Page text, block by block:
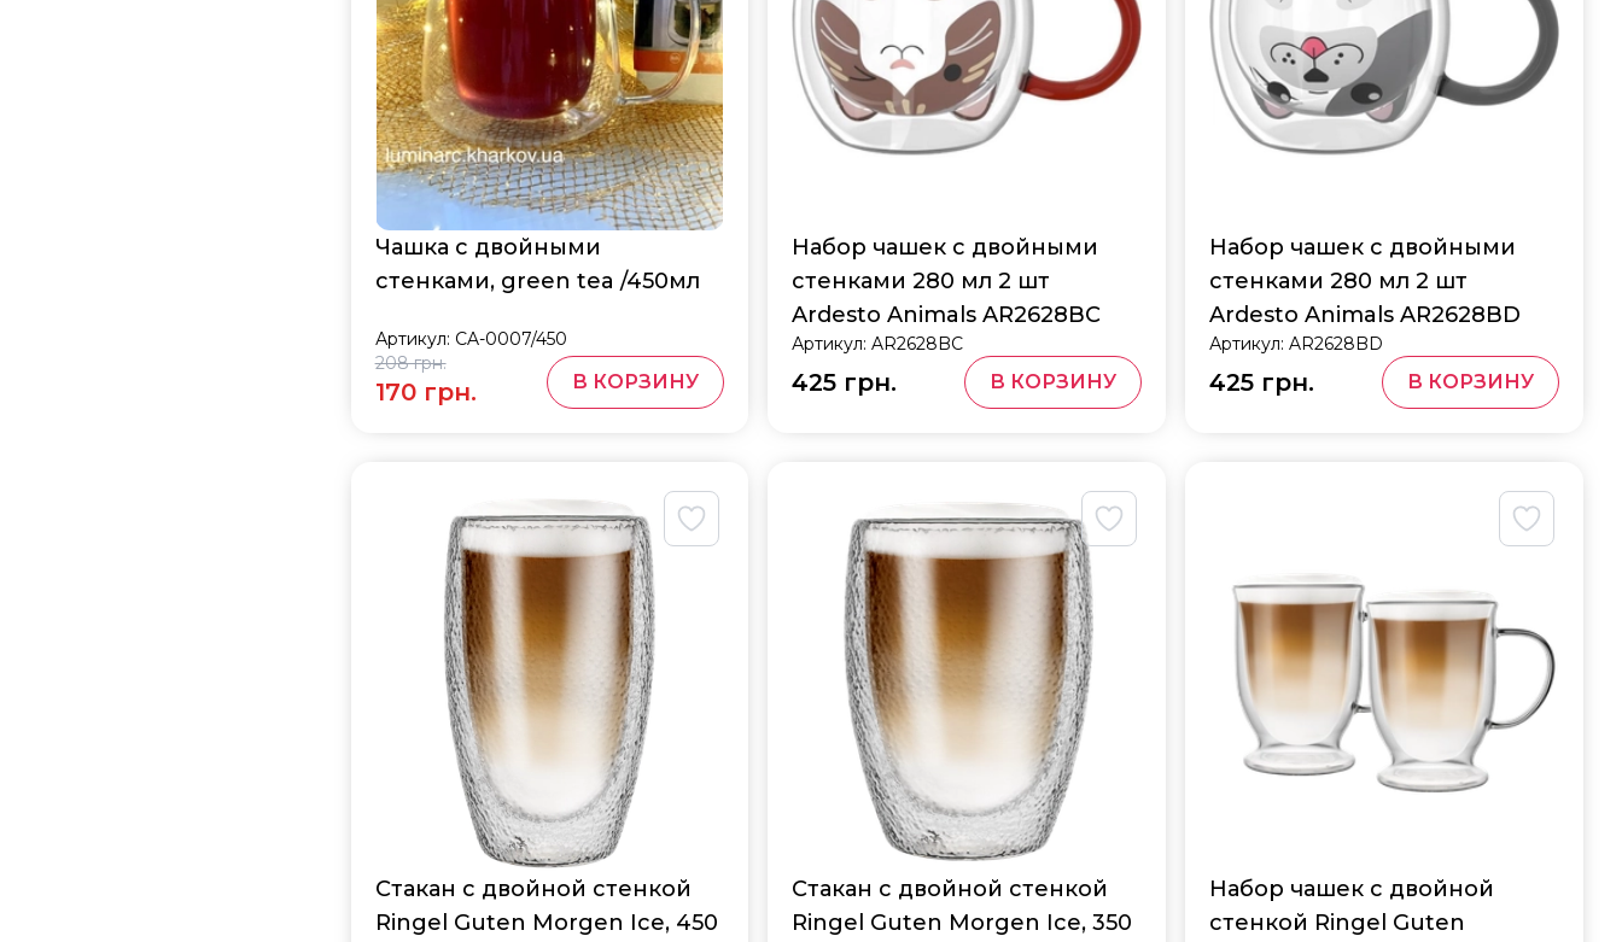
Чашка с двойными
стенками, green tea /450мл
Артикул: CA-0007/450
208 грн.
170 грн. В КОРЗИНУ
Набор чашек с двойными
стенками 280 мл 2 шт
Ardesto Animals AR2628BC
Артикул:AR2628BC
425 грн. В КОРЗИНУ
Набор чашек с двойными
стенками 280 мл 2 шт
Ardesto Animals AR2628BD
Артикул:AR2628BD
425 грн. В КОРЗИНУ
Стакан с двойной стенкой
Ringel Guten Morgen Ice, 450
Стакан с двойной стенкой
Ringel Guten Morgen Ice, 350
Набор чашек с двойной
стенкой Ringel Guten